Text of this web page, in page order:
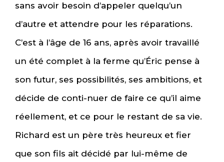
sans avoir besoin d’appeler quelqu’un
d’autre et attendre pour les réparations.
C’est à l’âge de 16 ans, après avoir travaillé
un été complet à la ferme qu’Éric pense à
son futur, ses possibilités, ses ambitions, et
décide de conti-nuer de faire ce qu’il aime
réellement, et ce pour le restant de sa vie.
Richard est un père très heureux et fier
que son fils ait décidé par lui-même de